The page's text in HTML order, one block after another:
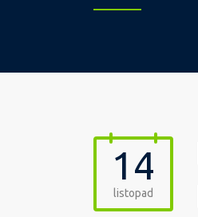
14
listopad